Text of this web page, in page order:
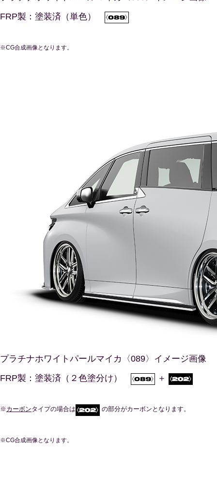
FRP製：塗装済（単色）
※CG合成画像となります。
プラチナホワイトパールマイカ〈089〉イメージ画像
FRP製：塗装済（２色塗分け）
＋
※ カーボンタイプの場合は の部分がカーボンとなります。
※CG合成画像となります。